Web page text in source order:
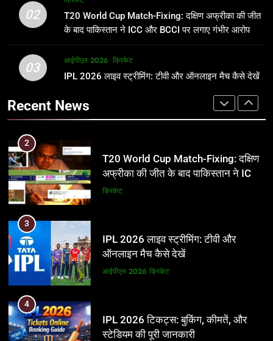
उम्र, परिवार, करियर और शादी से जुड़ी हर
जानकारी
क्रिकेट
2
T20 World Cup Match-Fixing: दक्षिण
3
IPL 2026 लाइव स्ट्रीमिंग: टीवी और
ऑनलाइन मैच कैसे देखें
आईपीएल 2026
4
IPL 2026 टिकट्स: बुकिंग, कीमतें, और
स्टेडियम की पूरी जानकारी
आईपीएल 2026 क्रिकेट
5
IPL Net Worth 2026: 18.5 अरब डॉलर
के क्रिकेट साम्राज्य का पूरा विश्लेषण
02
T20 World Cup Match-Fixing: दक्षिण अफ्रीका की जीत
के बाद पाकिस्तान ने ICC और BCCI पर लगाए गंभीर आरोप
03 आईपीएल 2026 क्रिकेट
IPL 2026 लाइव स्ट्रीमिंग: टीवी और ऑनलाइन मैच कैसे देखें
Recent News
फाइनल में हो सकती है महा-भिड़ंत, जानें पूरा
समीकरण
T20 वर्ल्ड कप 2026
1
अर्जुन तेंदुलकर की पत्नी सानिया चंडोक:
उम्र, परिवार, करियर और शादी से जुड़ी हर
2
T20 World Cup Match-Fixing: दक्षिण
अफ्रीका की जीत के बाद पाकिस्तान ने ICC
और BCCI पर लगाए गंभीर आरोप
क्रिकेट
3
IPL 2026 लाइव स्ट्रीमिंग: टीवी और
ऑनलाइन मैच कैसे देखें
आईपीएल 2026 क्रिकेट
4
IPL 2026 टिकट्स: बुकिंग, कीमतें, और
स्टेडियम की पूरी जानकारी